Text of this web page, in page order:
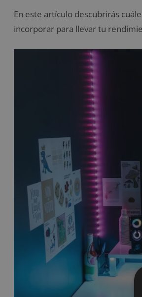
En este artículo descubrirás
incorporar para llevar tu